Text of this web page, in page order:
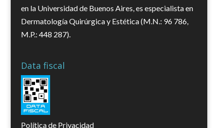
en la Universidad de Buenos Aires, es especialista en
Dermatología Quirúrgica y Estética (M.N.: 96 786,
M.P.: 448 287).
Data fiscal
Política de Privacidad